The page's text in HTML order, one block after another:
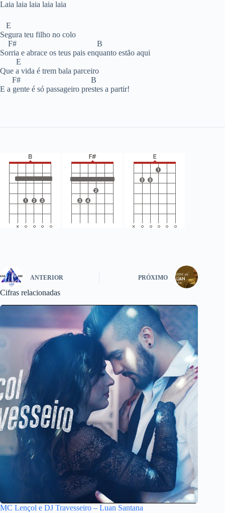
Laia laia laia laia laia
E
Segura teu filho no colo
F# B
Sorria e abrace os teus pais enquanto estão aqui
E
Que a vida é trem bala parceiro
F# B
E a gente é só passageiro prestes a partir!
ANTERIOR PRÓXIMO
Cifras relacionadas
MC Lençol e DJ Travesseiro – Luan Santana